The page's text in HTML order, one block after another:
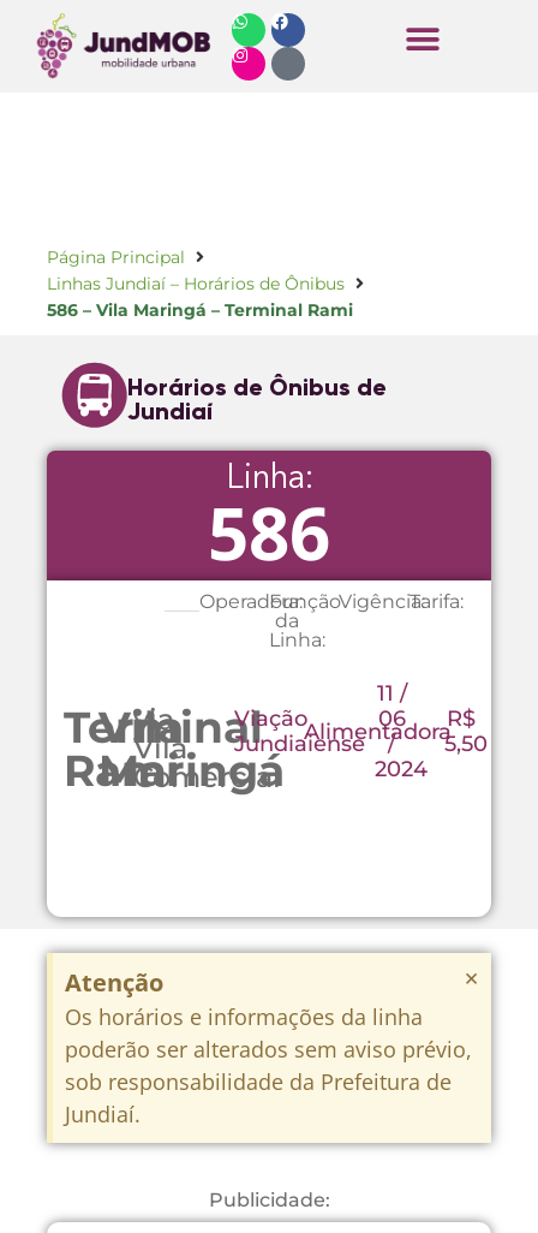
Página Principal
Linhas Jundiaí – Horários de Ônibus
586 – Vila Maringá – Terminal Rami
Horários de Ônibus de
Jundiaí
Linha:
586
Terminal
Rami
Vila
Maringá
via
Vila
Comercial
Operadora:Função
da
Linha:
Vigência:Tarifa:
Viação
JundiaienseAlimentadora
11 /
06
/
2024
R$
5,50
Atenção
Os horários e informações da linha
poderão ser alterados sem aviso prévio,
sob responsabilidade da Prefeitura de
Jundiaí.
×
Publicidade: